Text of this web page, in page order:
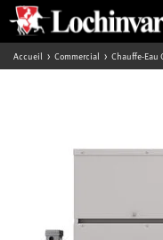
Accueil Commercial Chauffe-Eau